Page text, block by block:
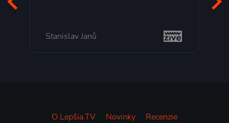
Stanislav Janů
O Lepšia.TV Novinky
Recenzie